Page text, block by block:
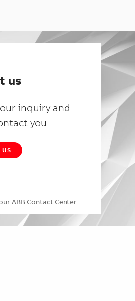
us
inquiry and
you
US
ABB Contact Center